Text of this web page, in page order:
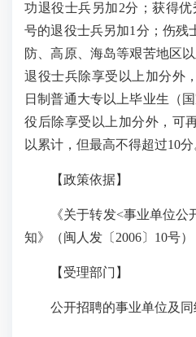
功退役士兵另加2分；获得
号的退役士兵另加1分；伤残
防、高原、海岛等艰苦地区
退役士兵除享受以上加分外
日制普通大专以上毕业生（
役后除享受以上加分外，可
以累计，但最高不得超过10分
【政策依据】
《关于转发<事业单位公
知》（闽人发〔2006〕10号）
【受理部门】
公开招聘的事业单位及同